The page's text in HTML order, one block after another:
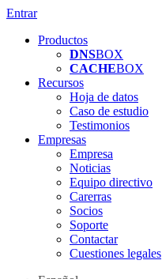
Entrar
Productos
DNSBOX
CACHEBOX
Recursos
Hoja de datos
Caso de estudio
Testimonios
Empresas
Empresa
Noticias
Equipo directivo
Carerras
Socios
Soporte
Contactar
Cuestiones legales